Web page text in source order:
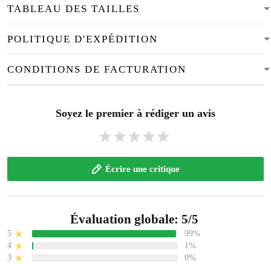
TABLEAU DES TAILLES
POLITIQUE D'EXPÉDITION
CONDITIONS DE FACTURATION
Soyez le premier à rédiger un avis
Écrire une critique
Évaluation globale: 5/5
5
99%
4
1%
3
0%